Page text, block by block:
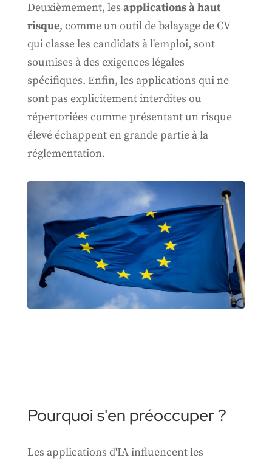
Deuxièmement, les applications à haut
risque, comme un outil de balayage de CV
qui classe les candidats à l'emploi, sont
soumises à des exigences légales
spécifiques. Enfin, les applications qui ne
sont pas explicitement interdites ou
répertoriées comme présentant un risque
élevé échappent en grande partie à la
réglementation.
Pourquoi s'en préoccuper ?
Les applications d'IA influencent les